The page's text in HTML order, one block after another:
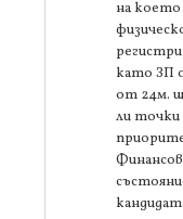
на което
като ЗП
от 24м.
ли точки